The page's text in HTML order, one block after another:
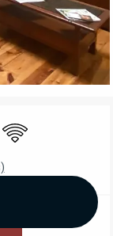
linge
WiFi